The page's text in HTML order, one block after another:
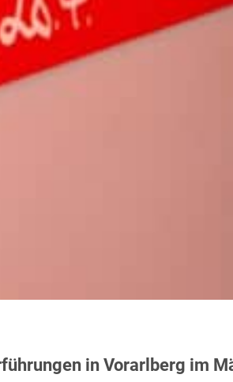
in Vorarlberg im